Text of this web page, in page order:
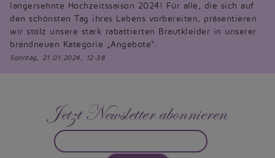
langersehnte Hochzeitssaison 2024! Für alle, die sich auf
den schönsten Tag ihres Lebens vorbereiten, präsentieren
wir stolz unsere stark rabattierten Brautkleider in unserer
brandneuen Kategorie „Angebote“.
Sonntag, 21.01.2024, 12:38
Jetzt Newsletter abonnieren